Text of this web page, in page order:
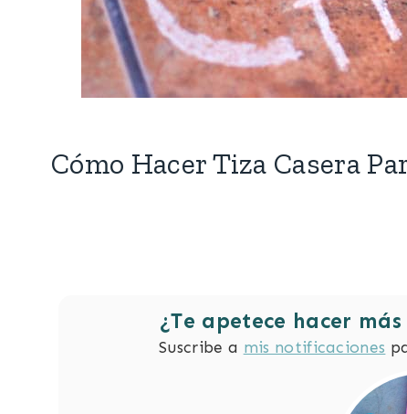
Cómo Hacer Tiza Casera
¿Te apetece hacer más
Suscribe a mis notificaciones